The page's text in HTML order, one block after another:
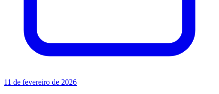
11 de fevereiro de 2026